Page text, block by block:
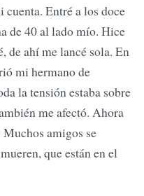
Entré a los doce
de 40 al lado mío. Hice
de ahí me lancé sola. En
mi hermano de
la tensión estaba sobre
me afectó. Ahora
amigos se
que están en el